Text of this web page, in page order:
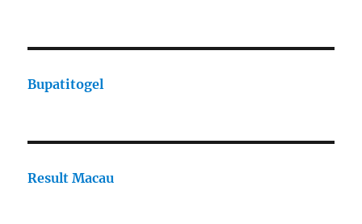
Bupatitogel
Result Macau